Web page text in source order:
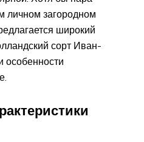
личном загородном
широкий
сорт Иван-
особенности